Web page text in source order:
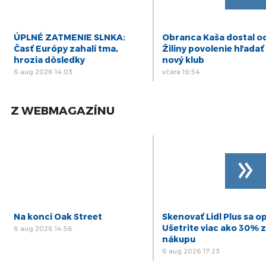
ÚPLNÉ ZATMENIE SLNKA:
Časť Európy zahalí tma,
hrozia dôsledky
6 aug 2026 14:03
Obranca Kaša dostal
Žiliny povolenie hľadať
nový klub
včera 19:54
Z WEBMAGAZÍNU
Na konci Oak Street
6 aug 2026 14:56
Skenovať Lidl Plus sa
Ušetrite viac ako 30% z
nákupu
6 aug 2026 17:23
»